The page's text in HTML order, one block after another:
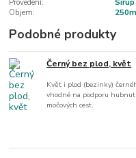
Provedení:
Sirup
Objem:
Podobné produkty
Černý bez plod, květ
Květ i plod (bezinky)
vhodné na podporu
močových cest.